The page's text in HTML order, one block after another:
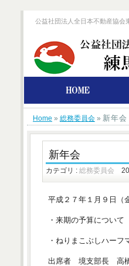
公益社団法人全日本不動産協会
Home » 総務委員会 » 新年会
新年会
カテゴリ : 総務委員会
平成２７年１月９日
・来期の予算について
・ねりまこぶしハーフ
出席者 境支部長